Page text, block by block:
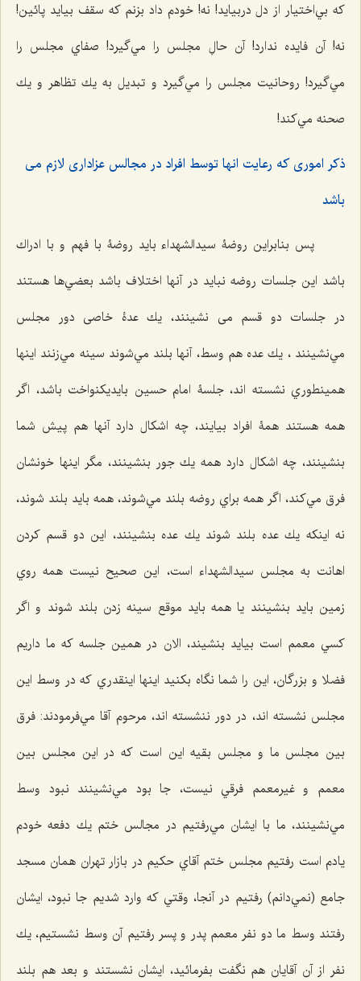
كه بي‌اختيار از دل دربيايد! نه! خودم داد بزنم كه سقف بيايد پائين!
نه! آن فايده ندارد! آن حالِ مجلس را مي‌گيرد! صفاي مجلس را
مي‌گيرد! روحانيت مجلس را مي‌گيرد و تبديل به يك تظاهر و يك
صحنه مي‌كند!
ذكر امورى كه رعايت انها توسط افراد در مجالس عزادارى لازم مى
باشد
پس بنابراين روضۀ سيدالشهداء بايد روضۀ با فهم و با ادراك
باشد اين جلسات روضه نبايد در آنها اختلاف باشد بعضي‌ها هستند
در جلسات دو قسم می نشینند، يك عدۀ خاصی دور مجلس
مي‌نشينند ، يك عده هم وسط، آنها بلند مي‌شوند سينه مي‌زنند اينها
همينطوري نشسته اند، جلسۀ امام حسين بایديكنواخت باشد، اگر
همه هستند همۀ افراد بيايند، چه اشكال دارد آنها هم پيش شما
بنشينند، چه اشكال دارد همه يك جور بنشينند، مگر اينها خونشان
فرق مي‌كند، اگر همه براي روضه بلند مي‌شوند، همه بايد بلند شوند،
نه اينكه يك عده بلند شوند يك عده بنشينند، اين دو قسم كردن
اهانت به مجلس سيدالشهداء است، اين صحيح نيست همه روي
زمين بايد بنشينند یا همه بايد موقع سينه زدن بلند شوند و اگر
كسي معمم است بيايد بنشيند، الان در همين جلسه كه ما داريم
فضلا و بزرگان، اين را شما نگاه بكنيد اينها اينقدري كه در وسط اين
مجلس نشسته اند، در دور ننشسته اند، مرحوم آقا مي‌فرمودند: فرق
بين مجلس ما و مجلس بقيه اين است كه در این مجلس بين
معمم و غيرمعمم فرقي نيست، جا بود مي‌نشينند نبود وسط
مي‌نشينند، ما با ايشان مي‌رفتيم در مجالس ختم يك دفعه خودم
يادم است رفتيم مجلس ختم آقاي حكيم در بازار تهران همان مسجد
جامع (نمي‌دانم) رفتيم در آنجا، وقتي كه وارد شديم جا نبود، ايشان
رفتند وسط ما دو نفر معمم پدر و پسر رفتيم آن وسط نشستيم، يك
نفر از آن آقايان هم نگفت بفرمائيد، ايشان نشستند و بعد هم بلند